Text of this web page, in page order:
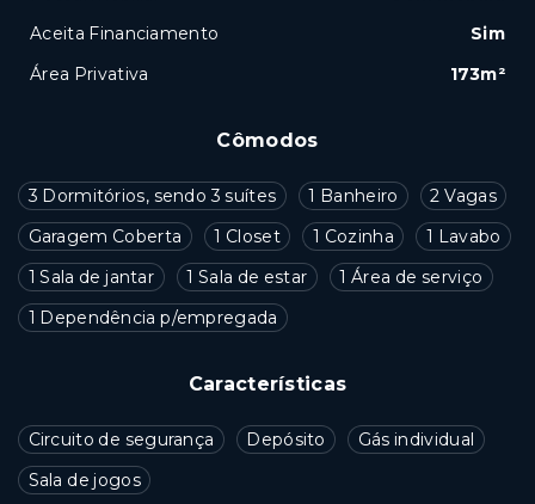
Cômodos
3 Dormitórios, sendo 3 suítes 1 Banheiro
2 Vagas
Garagem Coberta
1 Closet 1 Cozinha
1 Lavabo
1 Sala de jantar
1 Sala de estar
1 Área de serviço
1 Dependência p/empregada
Características
Circuito de segurança Depósito
Gás individual
Sala de jogos
Aceita Financiamento
Sim
Área Privativa
173m²